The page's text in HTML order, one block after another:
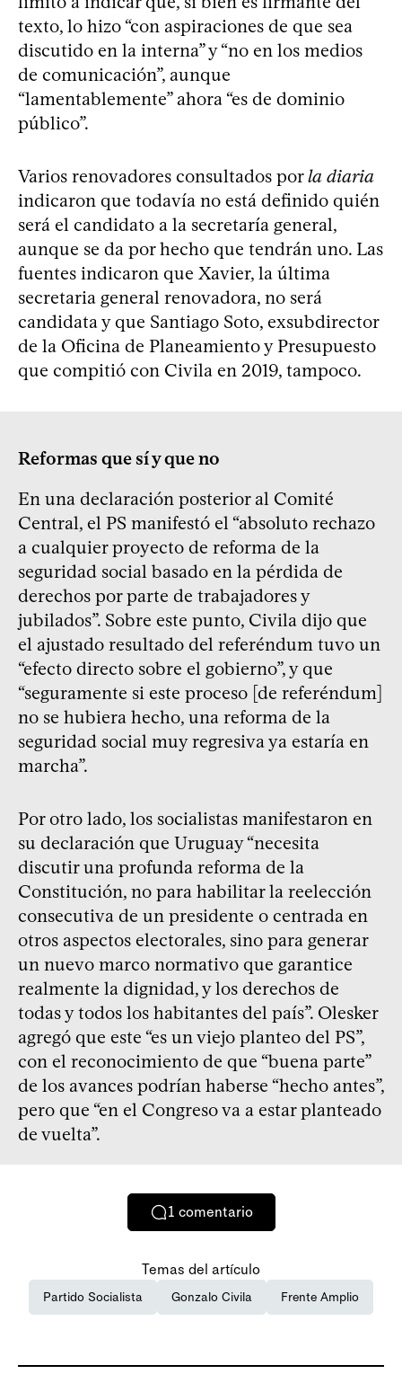
texto, lo hizo “con aspiraciones de que sea
discutido en la interna” y “no en los medios
de comunicación”, aunque
“lamentablemente” ahora “es de dominio
público”.
Varios renovadores consultados porla diaria
indicaron que todavía no está definido quién
será el candidato a la secretaría general,
aunque se da por hecho que tendrán uno. Las
fuentes indicaron que Xavier, la última
secretaria general renovadora, no será
candidata y que Santiago Soto, exsubdirector
de la Oficina de Planeamiento y Presupuesto
que compitió con Civila en 2019, tampoco.
Reformas que sí y que no
En una declaración posterior al Comité
Central, el PS manifestó el “absoluto rechazo
a cualquier proyecto de reforma de la
seguridad social basado en la pérdida de
derechos por parte de trabajadores y
jubilados”. Sobre este punto, Civila dijo que
el ajustado resultado del referéndum tuvo un
“efecto directo sobre el gobierno”, y que
“seguramente si este proceso [de referéndum]
no se hubiera hecho, una reforma de la
seguridad social muy regresiva ya estaría en
marcha”.
Por otro lado, los socialistas manifestaron en
su declaración que Uruguay “necesita
discutir una profunda reforma de la
Constitución, no para habilitar la reelección
consecutiva de un presidente o centrada en
otros aspectos electorales, sino para generar
un nuevo marco normativo que garantice
realmente la dignidad, y los derechos de
todas y todos los habitantes del país”. Olesker
agregó que este “es un viejo planteo del PS”,
con el reconocimiento de que “buena parte”
de los avances podrían haberse “hecho antes”,
pero que “en el Congreso va a estar planteado
de vuelta”.
1 comentario
Temas del artículo
Partido Socialista Gonzalo Civila Frente Amplio